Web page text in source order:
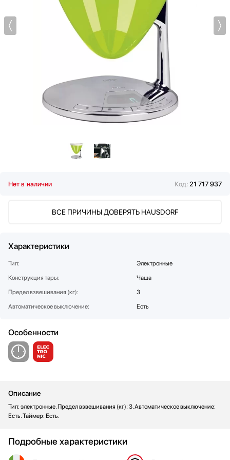
Мультиварки
Паровые шкафы для одежды
Парогенераторы
Подогреватели
Проф. аксессуары
Пылесосы
Смесители
Стиральные машины
Телевизоры
Тостеры
Фены
Холодильники
Холодильное оборудование
Нет в наличии Код: 21 717 937
ВСЕ ПРИЧИНЫ ДОВЕРЯТЬ HAUSDORF
Характеристики
Тип:
Электронные
Конструкция тары:
Чаша
Предел взвешивания (кг):
3
Автоматическое выключение:
Есть
Особенности
Описание
Тип: электронные. Предел взвешивания (кг): 3. Автоматическое выключение:
Есть. Таймер: Есть.
Подробные характеристики